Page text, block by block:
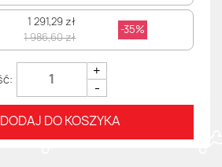
1 291,29 zł
1 986,60 zł
-35%
+
-
DODAJ DO KOSZYKA